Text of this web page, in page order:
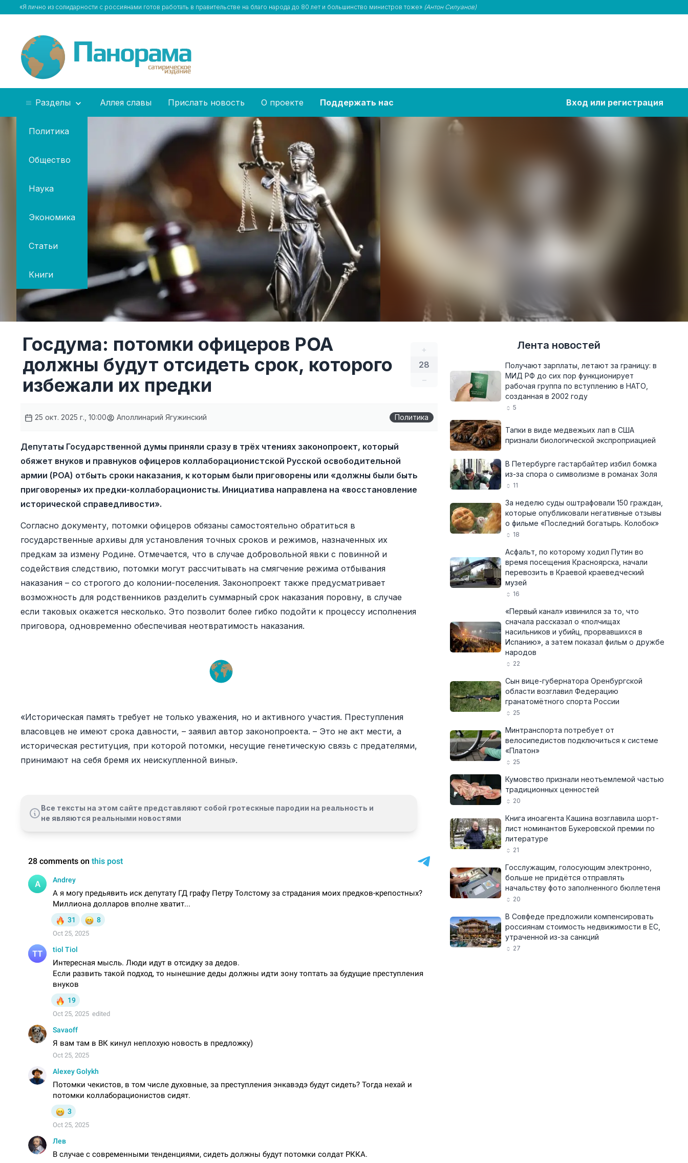
«Я лично из солидарности с россиянами готов работать в правительстве на благо народа до 80 лет и большинство министров тоже» (Антон Силуанов)
Разделы
Политика
Общество
Наука
Экономика
Статьи
Книги
Аллея славы Прислать новость О проекте Поддержать нас Вход или регистрация
+
28
–
Госдума: потомки офицеров РОА
должны будут отсидеть срок, которого
избежали их предки
25 окт. 2025 г., 10:00 Аполлинарий Ягужинский Политика
Депутаты Государственной думы приняли сразу в трёх чтениях законопроект, который
обяжет внуков и правнуков офицеров коллаборационистской Русской освободительной
армии (РОА) отбыть сроки наказания, к которым были приговорены или «должны были быть
приговорены» их предки-коллаборационисты. Инициатива направлена на «восстановление
исторической справедливости».
Согласно документу, потомки офицеров обязаны самостоятельно обратиться в
государственные архивы для установления точных сроков и режимов, назначенных их
предкам за измену Родине. Отмечается, что в случае добровольной явки с повинной и
содействия следствию, потомки могут рассчитывать на смягчение режима отбывания
наказания – со строгого до колонии-поселения. Законопроект также предусматривает
возможность для родственников разделить суммарный срок наказания поровну, в случае
если таковых окажется несколько. Это позволит более гибко подойти к процессу исполнения
приговора, одновременно обеспечивая неотвратимость наказания.
«Историческая память требует не только уважения, но и активного участия. Преступления
власовцев не имеют срока давности, – заявил автор законопроекта. – Это не акт мести, а
историческая реституция, при которой потомки, несущие генетическую связь с предателями,
принимают на себя бремя их неискупленной вины».
Все тексты на этом сайте представляют собой гротескные пародии на реальность и
не являются реальными новостями
Лента новостей
Получают зарплаты, летают за границу: в
МИД РФ до сих пор функционирует
рабочая группа по вступлению в НАТО,
созданная в 2002 году
5
Тапки в виде медвежьих лап в США
признали биологической экспроприацией
В Петербурге гастарбайтер избил бомжа
из-за спора о символизме в романах Золя
11
За неделю суды оштрафовали 150 граждан,
которые опубликовали негативные отзывы
о фильме «Последний богатырь. Колобок»
18
Асфальт, по которому ходил Путин во
время посещения Красноярска, начали
перевозить в Краевой краеведческий
музей
16
«Первый канал» извинился за то, что
сначала рассказал о «полчищах
насильников и убийц, прорвавшихся в
Испанию», а затем показал фильм о дружбе
народов
22
Сын вице-губернатора Оренбургской
области возглавил Федерацию
гранатомётного спорта России
25
Минтранспорта потребует от
велосипедистов подключиться к системе
«Платон»
25
Кумовство признали неотъемлемой частью
традиционных ценностей
20
Книга иноагента Кашина возглавила шорт-
лист номинантов Букеровской премии по
литературе
21
Госслужащим, голосующим электронно,
больше не придётся отправлять
начальству фото заполненного бюллетеня
20
В Совфеде предложили компенсировать
россиянам стоимость недвижимости в ЕС,
утраченной из-за санкций
27